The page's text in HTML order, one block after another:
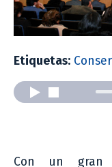
Etiquetas:
Con un gran